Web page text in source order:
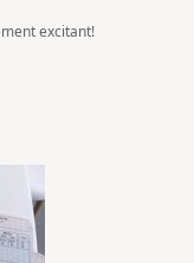
excitant!